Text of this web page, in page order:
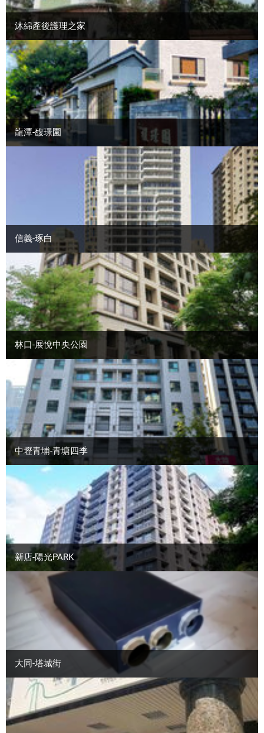
沐綿產後護理之家
龍潭-馥璟園
信義-琢白
林口-展悅中央公園
中壢青埔-青塘四季
新店-陽光PARK
大同-塔城街